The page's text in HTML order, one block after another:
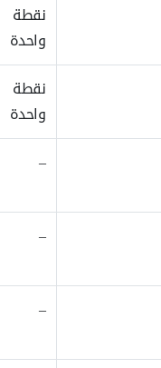
نقطة
واحدة
نقطة
واحدة
–
–
–